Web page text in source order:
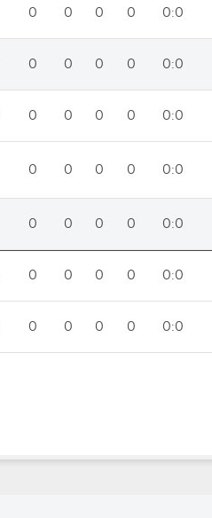
0 0 0 0 0:0
0 0 0 0 0:0
0 0 0 0 0:0
0 0 0 0 0:0
0 0 0 0 0:0
0 0 0 0 0:0
0 0 0 0 0:0